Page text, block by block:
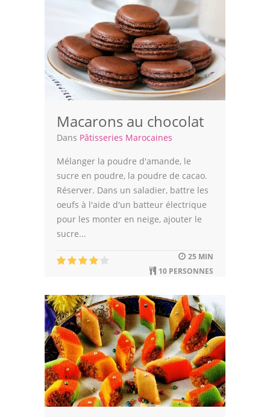
Macarons au chocolat
Dans Pâtisseries Marocaines
Mélanger la poudre d'amande, le
sucre en poudre, la poudre de cacao.
Réserver. Dans un saladier, battre les
oeufs à l'aide d'un batteur électrique
pour les monter en neige, ajouter le
sucre...
25 MIN
10 PERSONNES